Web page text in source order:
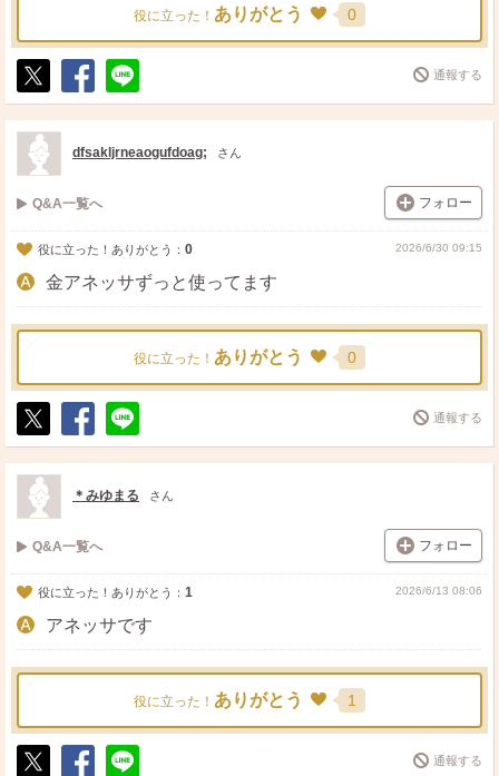
役に立った！ ありがとう 0
ポ
ス
ト
シ
ェ
送
る
通報する
dfsakljrneaogufdoag; さん
Q&A一覧へ フォロー
役に立った！ありがとう： 0 2026/6/30 09:15
金アネッサずっと使ってます
役に立った！ ありがとう 0
ポ
ス
ト
シ
ェ
送
る
通報する
＊みゆまる さん
Q&A一覧へ フォロー
役に立った！ありがとう： 1 2026/6/13 08:06
アネッサです
役に立った！ ありがとう 1
通報する